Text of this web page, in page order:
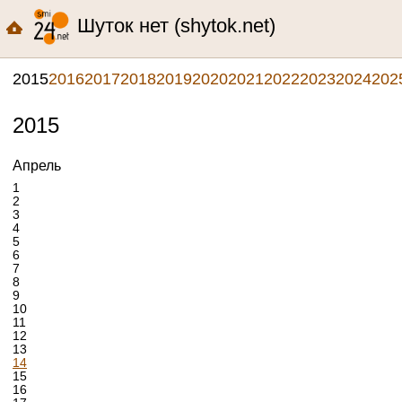
Шуток нет (shytok.net)
2015201620172018201920202021202220232024
2015
Апрель
1
2
3
4
5
6
7
8
9
10
11
12
13
14
15
16